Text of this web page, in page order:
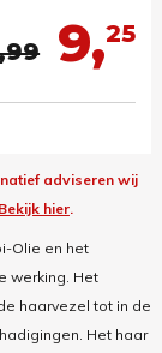
9,25
adviseren wij
Bekijk hier.
Olie en het
werking. Het
haarvezel tot in de
Het haar